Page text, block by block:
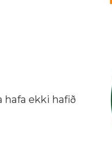
hafa ekki hafið